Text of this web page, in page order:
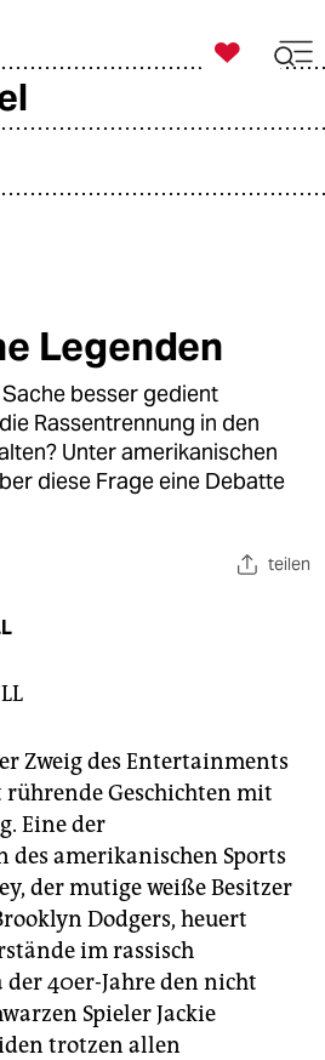

taz zahl ich
Legenden
besser gedient
Rassentrennung in den
Unter amerikanischen
diese Frage eine Debatte
teilen
Zweig des Entertainments
Geschichten mit
Eine der
des amerikanischen Sports
der mutige weiße Besitzer
Dodgers, heuert
im rassisch
40er-Jahre den nicht
Spieler Jackie
trotzen allen